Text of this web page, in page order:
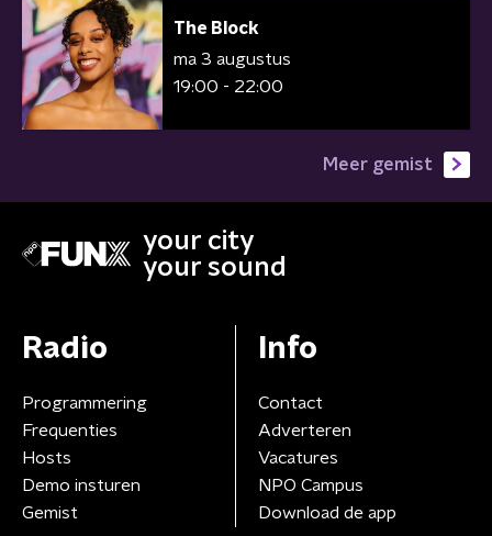
The Block
ma 3 augustus
19:00 - 22:00
Meer gemist
your city
your sound
Radio
Programmering
Frequenties
Hosts
Demo insturen
Gemist
Info
Contact
Adverteren
Vacatures
NPO Campus
Download de app